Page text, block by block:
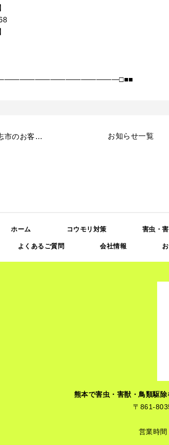
熊本県合志市のお客様より、コウモリ駆除のお問合せがありました。 お知らせ一覧
ホーム コウモリ対策 害虫・
よくあるご質問 会社情報
熊本で害虫・害獣・鳥類駆
〒861-
営業時